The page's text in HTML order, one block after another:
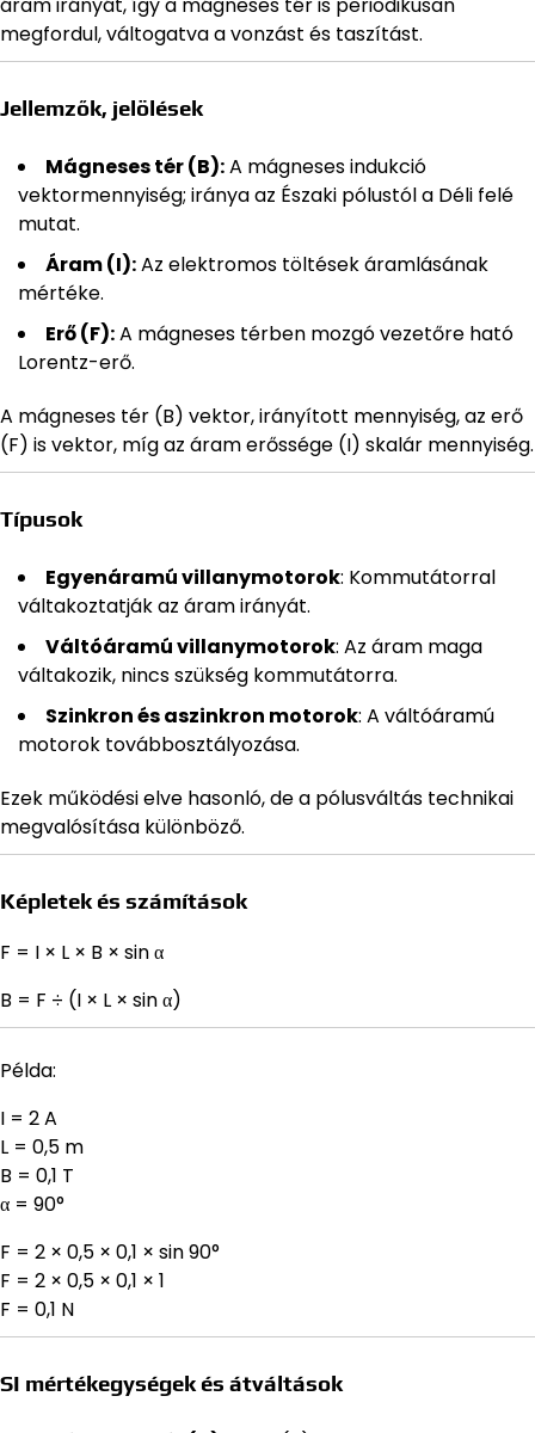
megfordul, váltogatva a vonzást és taszítást.
Jellemzők, jelölések
Mágneses tér (B):A mágneses indukció
vektormennyiség; iránya az Északi pólustól a Déli felé
mutat.
Áram (I):Az elektromos töltések áramlásának
mértéke.
Erő (F):A mágneses térben mozgó vezetőre ható
Lorentz-erő.
A mágneses tér (B) vektor, irányított mennyiség, az erő
(F) is vektor, míg az áram erőssége (I) skalár mennyiség.
Típusok
Egyenáramú villanymotorok: Kommutátorral
váltakoztatják az áram irányát.
Váltóáramú villanymotorok: Az áram maga
váltakozik, nincs szükség kommutátorra.
Szinkron és aszinkron motorok: A váltóáramú
motorok továbbosztályozása.
Ezek működési elve hasonló, de a pólusváltás technikai
megvalósítása különböző.
Képletek és számítások
F = I × L × B × sin α
B = F ÷ (I × L × sin α)
Példa:
I = 2 A
L = 0,5 m
B = 0,1 T
α = 90°
F = 2 × 0,5 × 0,1 × sin 90°
F = 2 × 0,5 × 0,1 × 1
F = 0,1 N
SI mértékegységek és átváltások